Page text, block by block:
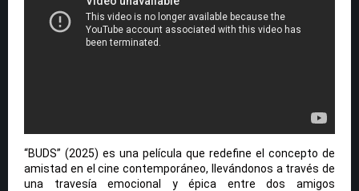
“BUDS” (2025) es una película que redefine el concepto de
amistad en el cine contemporáneo, llevándonos a través de
una travesía emocional y épica entre dos amigos